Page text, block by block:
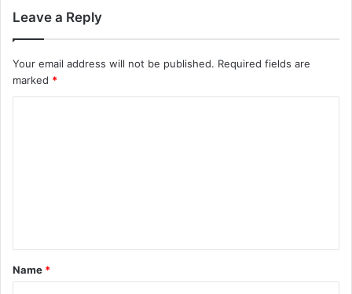
Leave a Reply
Your email address will not be published. Required fields are
marked *
Name *